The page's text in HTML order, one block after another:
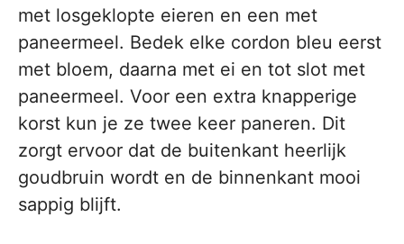
met losgeklopte eieren en een met
paneermeel. Bedek elke cordon bleu eerst
met bloem, daarna met ei en tot slot met
paneermeel. Voor een extra knapperige
korst kun je ze twee keer paneren. Dit
zorgt ervoor dat de buitenkant heerlijk
goudbruin wordt en de binnenkant mooi
sappig blijft.